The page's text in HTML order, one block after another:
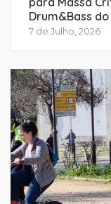
Drum&Bass
7 de Julho, 2026